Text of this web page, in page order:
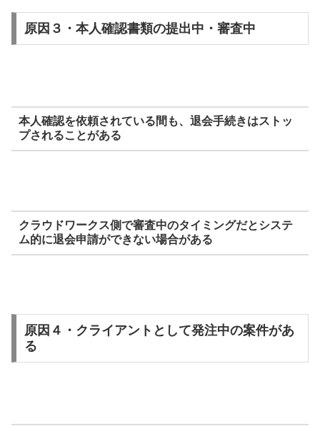
原因３・本人確認書類の提出中・審査中
本人確認を依頼されている間も、退会手続きはストッ
プされることがある
クラウドワークス側で審査中のタイミングだとシステ
ム的に退会申請ができない場合がある
原因４・クライアントとして発注中の案件があ
る